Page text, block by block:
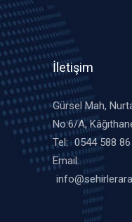
İletişim
Gürsel Mah,
No:6/A,
Tel: 0544 588
Email: